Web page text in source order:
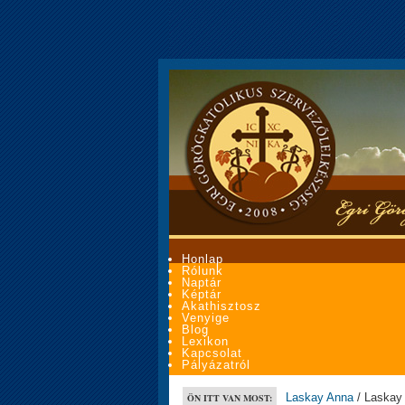
Honlap
Rólunk
Naptár
Képtár
Akathisztosz
Venyige
Blog
Lexikon
Kapcsolat
Pályázatról
ÖN ITT VAN MOST: Laskay Anna/ Laskay